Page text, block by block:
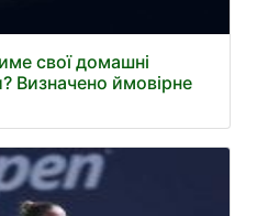
свої домашні
Визначено ймовірне